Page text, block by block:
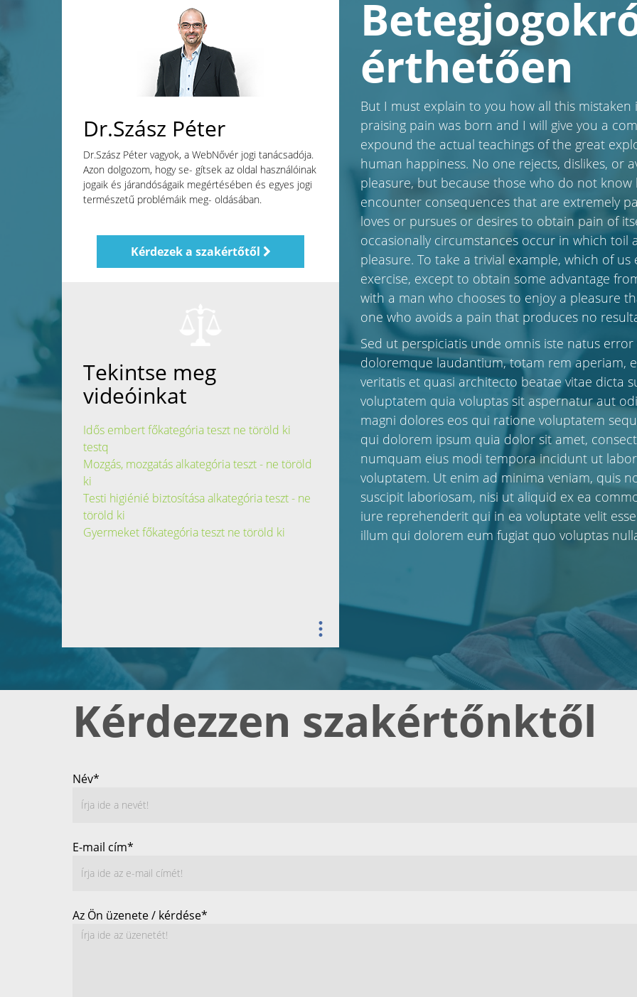
Dr.Szász Péter
Dr.Szász Péter vagyok, a WebNővér jogi tanácsadója.
Azon dolgozom, hogy se- gítsek az oldal használóinak
jogaik és járandóságaik megértésében és egyes jogi
természetű problémáik meg- oldásában.
Kérdezek a szakértőtől
Tekintse meg
videóinkat
Idős embert főkategória teszt ne töröld ki
testq
Mozgás, mozgatás alkategória teszt - ne töröld
ki
Testi higiénié biztosítása alkategória teszt - ne
töröld ki
Gyermeket főkategória teszt ne töröld ki
érthetően
But I must explain to you how all this
praising pain was born and I will give you a
expound the actual teachings of the great
human happiness. No one rejects, dislikes, or
pleasure, but because those who do not
encounter consequences that are extremely
loves or pursues or desires to obtain pain of
occasionally circumstances occur in which
pleasure. To take a trivial example, which of
exercise, except to obtain some advantage
with a man who chooses to enjoy a pleasure
one who avoids a pain that produces no
Sed ut perspiciatis unde omnis iste natus
doloremque laudantium, totam rem aperiam,
veritatis et quasi architecto beatae vitae dicta
voluptatem quia voluptas sit aspernatur aut
magni dolores eos qui ratione voluptatem
qui dolorem ipsum quia dolor sit amet,
numquam eius modi tempora incidunt ut
voluptatem. Ut enim ad minima veniam, quis
suscipit laboriosam, nisi ut aliquid ex ea
iure reprehenderit qui in ea voluptate velit
illum qui dolorem eum fugiat quo voluptas
Kérdezzen szakértőnktől
Név*
E-mail cím*
Az Ön üzenete / kérdése*